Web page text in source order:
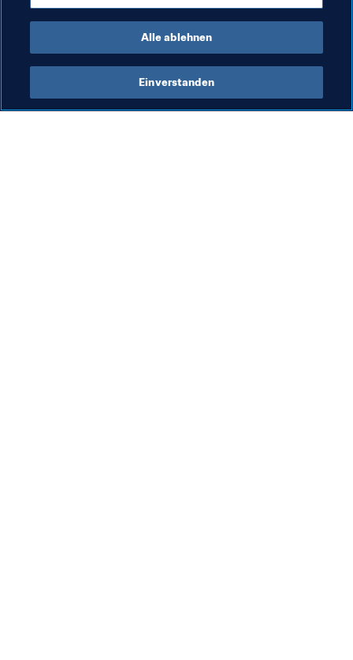
Poland
Alle ablehnen
Einverstanden